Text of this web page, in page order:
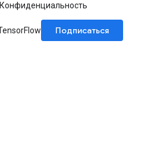
Конфиденциальность
Подписаться